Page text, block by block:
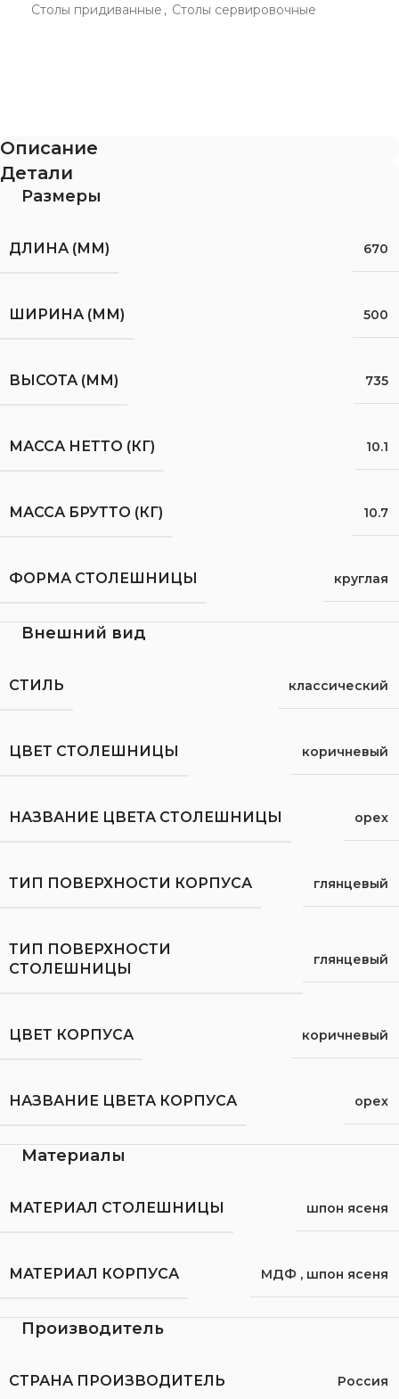
Столы придиванные , Столы сервировочные
Описание
Детали
Размеры
ДЛИНА (ММ) 670
ШИРИНА (ММ) 500
ВЫСОТА (ММ) 735
МАССА НЕТТО (КГ) 10.1
МАССА БРУТТО (КГ) 10.7
ФОРМА СТОЛЕШНИЦЫ круглая
Внешний вид
СТИЛЬ классический
ЦВЕТ СТОЛЕШНИЦЫ коричневый
НАЗВАНИЕ ЦВЕТА СТОЛЕШНИЦЫ орех
ТИП ПОВЕРХНОСТИ КОРПУСА глянцевый
ТИП ПОВЕРХНОСТИ
СТОЛЕШНИЦЫ
глянцевый
ЦВЕТ КОРПУСА коричневый
НАЗВАНИЕ ЦВЕТА КОРПУСА орех
Материалы
МАТЕРИАЛ СТОЛЕШНИЦЫ шпон ясеня
МАТЕРИАЛ КОРПУСА МДФ , шпон ясеня
Производитель
СТРАНА ПРОИЗВОДИТЕЛЬ Россия